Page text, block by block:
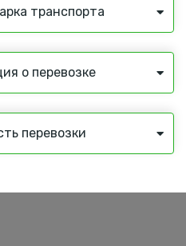
транспорта
о перевозке
перевозки